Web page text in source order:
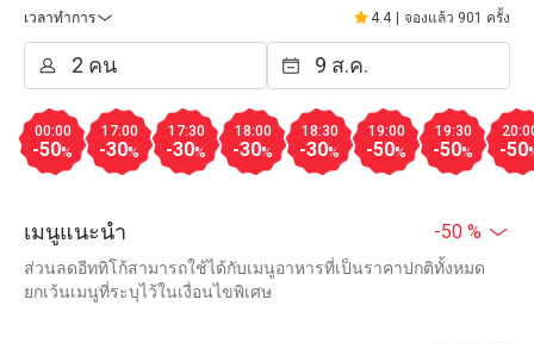
เวลาทำการ
4.4 จองแล้ว 901 ครั้ง
00:00
-50%
17:00
-30%
17:30
-30%
18:00
-30%
18:30
-30%
19:00
-50%
19:30
-50% -50
เมนูแนะนำ -50 %
ส่วนลดอีททิโก้สามารถใช้ได้กับเมนูอาหารที่เป็นราคาปกติทั้งหมด
ยกเว้นเมนูที่ระบุไว้ในเงื่อนไขพิเศษ